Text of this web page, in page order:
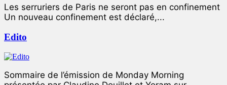
Les serruriers de Paris ne seront pas en confinement
Un nouveau confinement est déclaré,...
Edito
Sommaire de l’émission de Monday Morning